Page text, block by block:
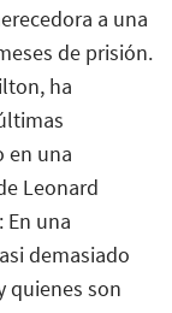
a una
de prisión.
ha
en una
Leonard
una
demasiado
quienes son